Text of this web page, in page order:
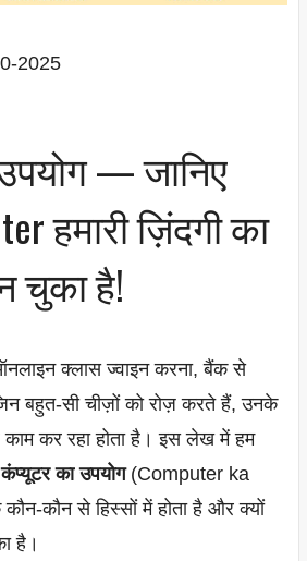
2025
— जानिए
हमारी ज़िंदगी का
चुका है!
क्लास ज्वाइन करना, बैंक से
बहुत-सी चीज़ों को रोज़ करते हैं, उनके
कर रहा होता है। इस लेख में हम
कंप्यूटर का उपयोग(Computer ka
कौन से हिस्सों में होता है और क्यों
है।